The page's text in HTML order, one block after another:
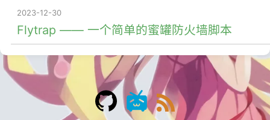
2023-12-30
Flytrap —— 一个简单的蜜罐防火墙脚本